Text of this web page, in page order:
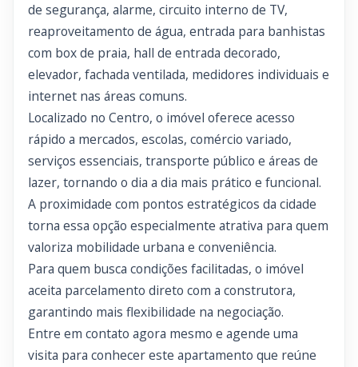
de segurança, alarme, circuito interno de TV,
reaproveitamento de água, entrada para banhistas
com box de praia, hall de entrada decorado,
elevador, fachada ventilada, medidores individuais e
internet nas áreas comuns.
Localizado no Centro, o imóvel oferece acesso
rápido a mercados, escolas, comércio variado,
serviços essenciais, transporte público e áreas de
lazer, tornando o dia a dia mais prático e funcional.
A proximidade com pontos estratégicos da cidade
torna essa opção especialmente atrativa para quem
valoriza mobilidade urbana e conveniência.
Para quem busca condições facilitadas, o imóvel
aceita parcelamento direto com a construtora,
garantindo mais flexibilidade na negociação.
Entre em contato agora mesmo e agende uma
visita para conhecer este apartamento que reúne